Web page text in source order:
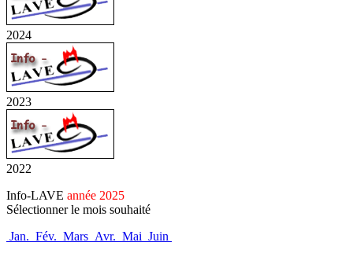
2024
2023
2022
Info-LAVE année 2025
Sélectionner le mois souhaité
Jan. Fév. Mars Avr. Mai Juin